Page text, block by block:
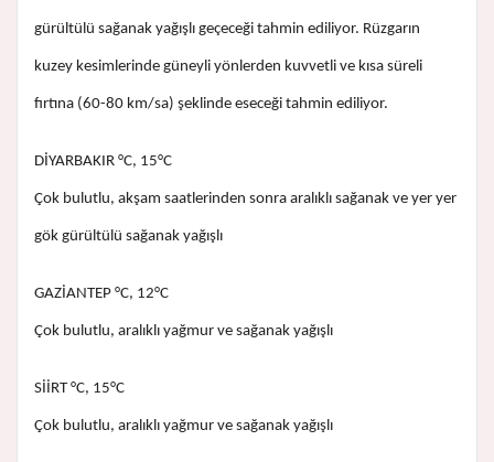
gürültülü sağanak yağışlı geçeceği tahmin ediliyor. Rüzgarın
kuzey kesimlerinde güneyli yönlerden kuvvetli ve kısa süreli
fırtına (60-80 km/sa) şeklinde eseceği tahmin ediliyor.
DİYARBAKIR °C, 15°C
Çok bulutlu, akşam saatlerinden sonra aralıklı sağanak ve yer yer
gök gürültülü sağanak yağışlı
GAZİANTEP °C, 12°C
Çok bulutlu, aralıklı yağmur ve sağanak yağışlı
SİİRT °C, 15°C
Çok bulutlu, aralıklı yağmur ve sağanak yağışlı